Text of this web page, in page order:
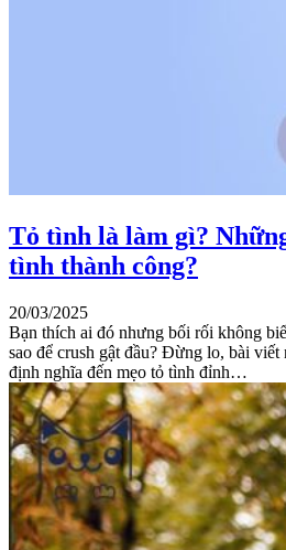
Tỏ tình là làm gì?
tình thành công?
20/03/2025
Bạn thích ai đó nhưng bối rối không
sao để crush gật đầu? Đừng lo, bài viết
định nghĩa đến mẹo tỏ tình đỉnh…